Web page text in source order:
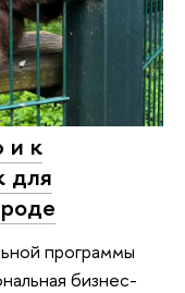
и к
для
программы
бизнес-